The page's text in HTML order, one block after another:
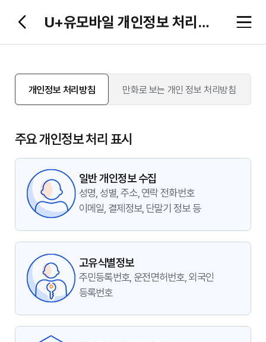
U+유모바일 개인정보 처리방침
개인정보 처리방침 만화로 보는 개인 정보 처리방침
주요 개인정보 처리 표시
일반 개인정보 수집
성명, 성별, 주소, 연락 전화번호
이메일, 결제정보, 단말기 정보 등
고유식별정보
주민등록번호, 운전면허번호, 외국인
등록번호